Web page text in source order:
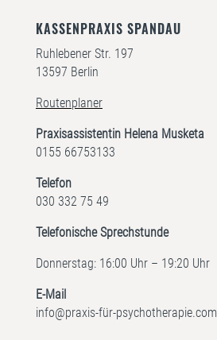
KASSENPRAXIS SPANDAU
Ruhlebener Str. 197
13597 Berlin
Routenplaner
Praxisassistentin Helena Musketa
0155 66753133
Telefon
030 332 75 49
Telefonische Sprechstunde
Donnerstag: 16:00 Uhr – 19:20 Uhr
E-Mail
info@praxis-für-psychotherapie.com